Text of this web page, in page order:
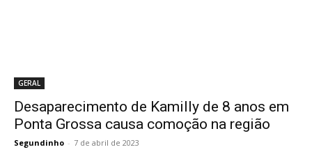
GERAL
Desaparecimento de Kamilly de 8 anos em
Ponta Grossa causa comoção na região
Segundinho - 7 de abril de 2023